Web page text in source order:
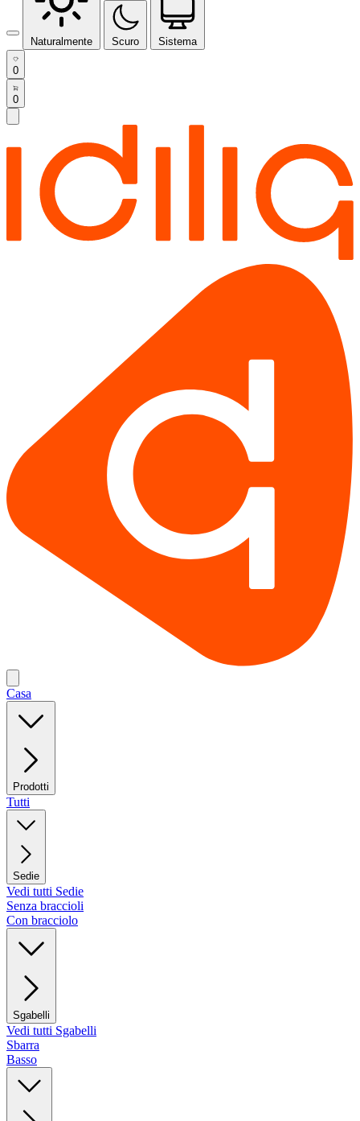
Naturalmente Scuro Sistema
0
0
Casa
Prodotti
Tutti
Sedie
Vedi tutti Sedie
Senza braccioli
Con bracciolo
Sgabelli
Vedi tutti Sgabelli
Sbarra
Basso